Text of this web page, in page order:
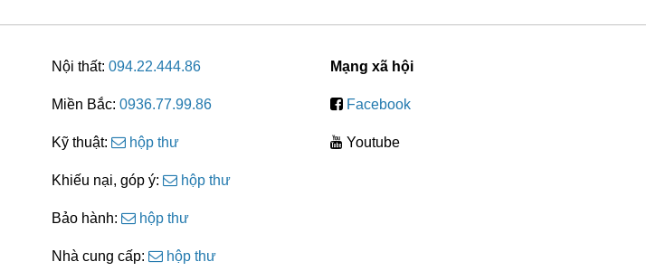
Nội thất: 094.22.444.86
Miền Bắc: 0936.77.99.86
Kỹ thuật: hộp thư
Khiếu nại, góp ý: hộp thư
Bảo hành: hộp thư
Nhà cung cấp: hộp thư
Mạng xã hội
Facebook
Youtube